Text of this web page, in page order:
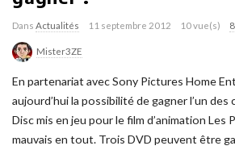
Dans Actualités 11 septembre 2012 10 vue(s)
Mister3ZE
En partenariat avec Sony Pictures Home
aujourd’hui la possibilité de gagner l’un
Disc mis en jeu pour le film d’animation Les
mauvais en tout. Trois DVD peuvent être